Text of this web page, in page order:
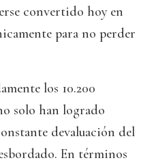
convertido hoy en
para no perder
los 10.200
solo han logrado
devaluación del
En términos